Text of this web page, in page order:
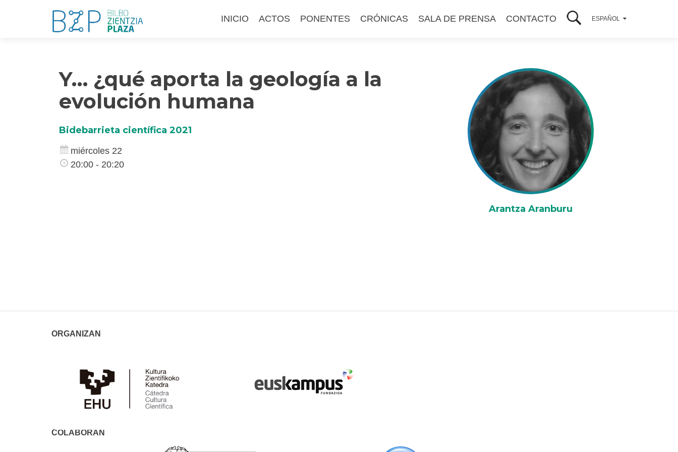
al
INICIO ACTOS PONENTES CRÓNICAS SALA DE PRENSA CONTACTO ESPAÑOL
Y… ¿qué aporta la geología a la
evolución humana
Bidebarrieta científica 2021
miércoles 22
20:00 - 20:20
Arantza Aranburu
ORGANIZAN
COLABORAN